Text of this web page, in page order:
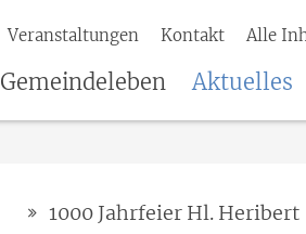
Veranstaltungen Kontakt Alle
Gemeindeleben Aktuelles
1000 Jahrfeier Hl. Heribert